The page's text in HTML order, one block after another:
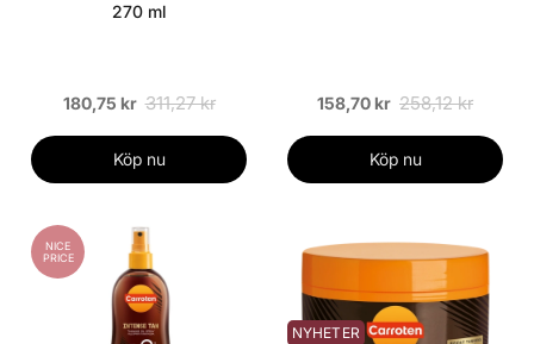
270 ml
180,75 kr 311,27 kr
Köp nu
158,70 kr 258,12 kr
Köp nu
NICE
PRICE
NYHETER